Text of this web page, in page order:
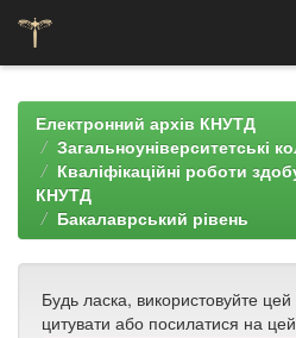
navigationЕлектронний архів КНУТД
Загальноуніверситетські
Кваліфікаційні роботи
КНУТД
Бакалаврський рівень
Будь ласка, використовуйте
цитувати або посилатися на